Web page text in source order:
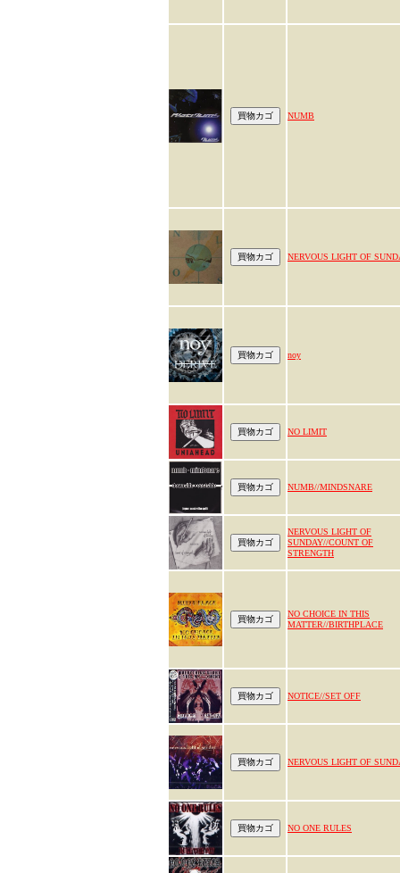
NUMB
NERVOUS LIGHT OF
noy
NO LIMIT
NUMB//MINDSNARE
NERVOUS LIGHT OF
SUNDAY//COUNT OF
STRENGTH
NO CHOICE IN THIS
MATTER//BIRTHPLACE
NOTICE//SET OFF
NERVOUS LIGHT OF
NO ONE RULES